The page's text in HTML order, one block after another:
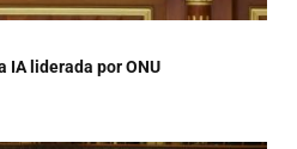
IA liderada por ONU